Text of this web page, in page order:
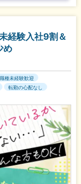
経験入社9割＆
め
職種未経験歓迎
転勤の心配なし